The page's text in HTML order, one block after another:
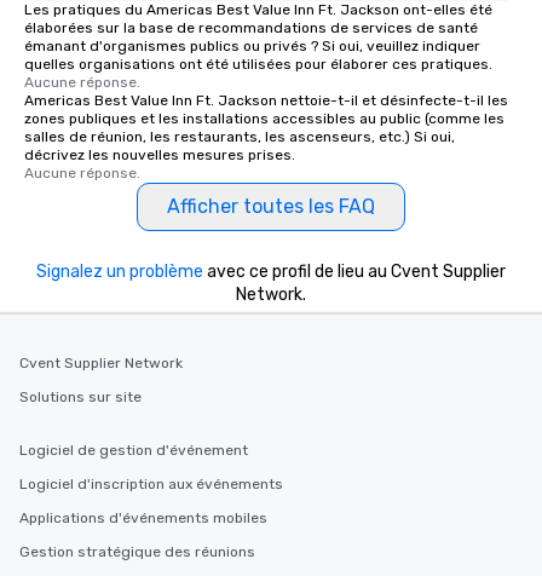
Les pratiques du Americas Best Value Inn Ft. Jackson ont-elles été
élaborées sur la base de recommandations de services de santé
émanant d'organismes publics ou privés ? Si oui, veuillez indiquer
quelles organisations ont été utilisées pour élaborer ces pratiques.
Aucune réponse.
Americas Best Value Inn Ft. Jackson nettoie-t-il et désinfecte-t-il les
zones publiques et les installations accessibles au public (comme les
salles de réunion, les restaurants, les ascenseurs, etc.) Si oui,
décrivez les nouvelles mesures prises.
Aucune réponse.
Afficher toutes les FAQ
Signalez un problème avec ce profil de lieu au Cvent Supplier
Network.
Cvent Supplier Network
Solutions sur site
Logiciel de gestion d'événement
Logiciel d'inscription aux événements
Applications d'événements mobiles
Gestion stratégique des réunions